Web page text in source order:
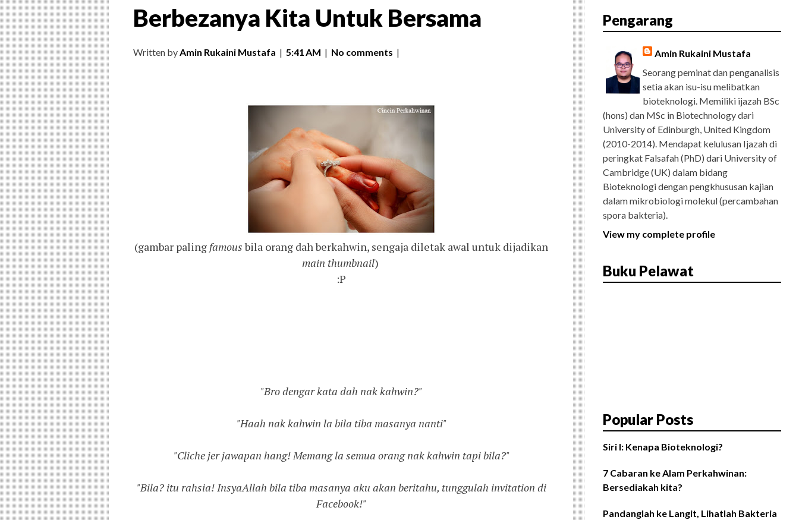
T
T
E
R
L
E
L
U
S
A
G
A
B
R
S
Berbezanya Kita Untuk Bersama
Written byAmin Rukaini Mustafa | 5:41 AM | No comments |
(gambar paling famousbila orang dah berkahwin, sengaja diletak awal untuk dijadikan
main thumbnail)
:P
"Bro dengar kata dah nak kahwin?"
"Haah nak kahwin la bila tiba masanya nanti"
"Cliche jer jawapan hang! Memang la semua orang nak kahwin tapi bila?"
"Bila? itu rahsia! InsyaAllah bila tiba masanya aku akan beritahu, tunggulah invitation di
Facebook!"
Pengarang
Amin Rukaini Mustafa
Seorang peminat dan penganalisis
setia akan isu-isu melibatkan
bioteknologi. Memiliki ijazah BSc
(hons) dan MSc in Biotechnology dari
University of Edinburgh, United Kingdom
(2010-2014). Mendapat kelulusan Ijazah di
peringkat Falsafah (PhD) dari University of
Cambridge (UK) dalam bidang
Bioteknologi dengan pengkhususan kajian
dalam mikrobiologi molekul (percambahan
spora bakteria).
View my complete profile
Buku Pelawat
Popular Posts
Siri I: Kenapa Bioteknologi?
7 Cabaran ke Alam Perkahwinan:
Bersediakah kita?
Pandanglah ke Langit, Lihatlah Bakteria